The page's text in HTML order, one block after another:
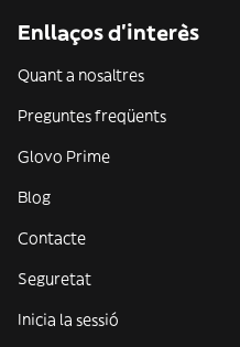
Enllaços d'interès
Quant a nosaltres
Preguntes freqüents
Glovo Prime
Blog
Contacte
Seguretat
Inicia la sessió